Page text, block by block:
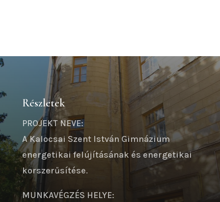
Részletek
PROJEKT NEVE:
A Kalocsai Szent István Gimnázium
energetikai felújításának és energetikai
korszerűsítése.
MUNKAVÉGZÉS HELYE: